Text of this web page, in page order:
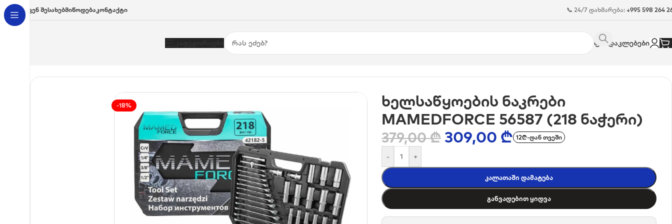
Ჩვენ ᲨესახებᲛიწოდებაᲙონტაქტი 📞 24/7 დახმარება: +995 598 264
ფასდაკლებები
-18%
ხელსაწყოების ნაკრები
MAMEDFORCE 56587 (218 ნაჭერი)
379,00₾ 309,00 ₾ 12₾-დან თვეში
- +
Კალათაში Დამატება
Განვადებით Ყიდვა